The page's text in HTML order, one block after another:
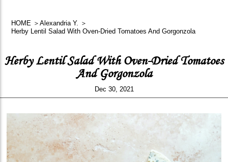
HOME ＞Alexandria Y. ＞
Herby Lentil Salad With Oven-Dried Tomatoes And Gorgonzola
Herby Lentil Salad With Oven-Dried Tomatoes
And Gorgonzola
Dec 30, 2021